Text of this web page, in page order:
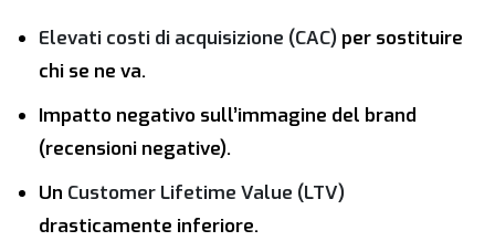
Elevati costi di acquisizione (CAC) per sostituire
chi se ne va.
Impatto negativo sull’immagine del brand
(recensioni negative).
Un Customer Lifetime Value (LTV)
drasticamente inferiore.